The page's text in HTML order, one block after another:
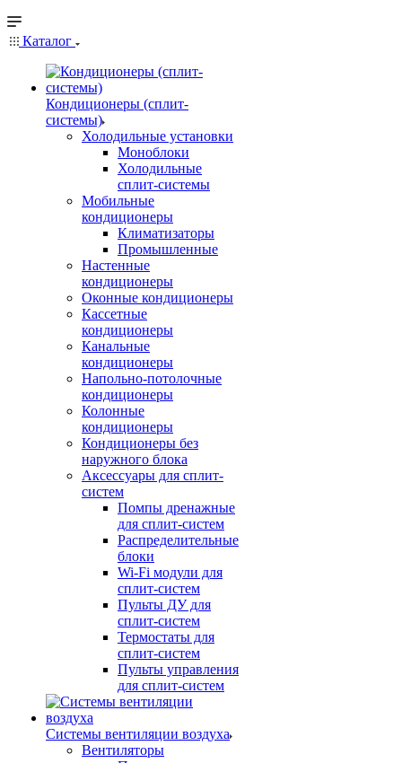
Каталог
Кондиционеры (сплит-
системы)
Холодильные установки
Моноблоки
Холодильные
сплит-системы
Мобильные
кондиционеры
Климатизаторы
Промышленные
Настенные
кондиционеры
Оконные кондиционеры
Кассетные
кондиционеры
Канальные
кондиционеры
Напольно-потолочные
кондиционеры
Колонные
кондиционеры
Кондиционеры без
наружного блока
Аксессуары для сплит-
систем
Помпы дренажные
для сплит-систем
Распределительные
блоки
Wi-Fi модули для
сплит-систем
Пульты ДУ для
сплит-систем
Термостаты для
сплит-систем
Пульты управления
для сплит-систем
Системы вентиляции воздуха
Вентиляторы